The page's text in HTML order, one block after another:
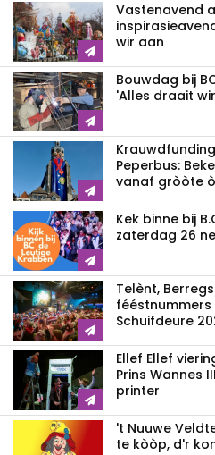
Vastenavend
wir aan
Bouwdag bij
'Alles draait
Peperbus:
vanaf gròòte
Kek binne bij
zaterdag 26
Telènt,
Schuifdeure
Ellef Ellef
Prins Wannes
printer
't Nuuwe
te kòòp, d'r